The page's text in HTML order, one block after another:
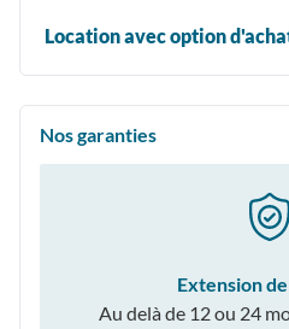
Location avec option
Nos garanties
Extension
Au delà de 12 ou 24